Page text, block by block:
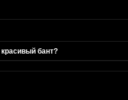
красивый бант?